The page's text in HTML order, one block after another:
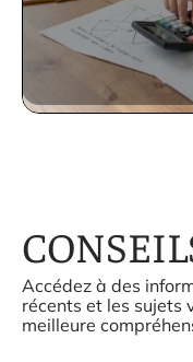
Accédez à des
récents et les sujets
meilleure